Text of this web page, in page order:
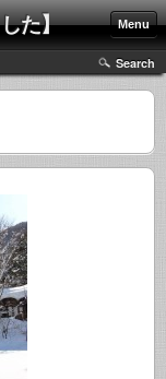
た】 Menu
Search